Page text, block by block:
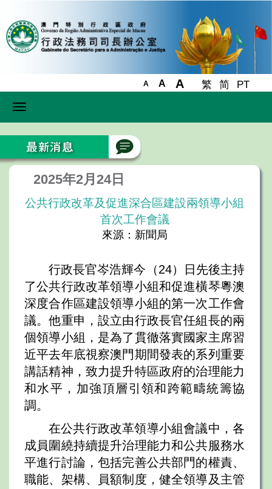
A A A 繁 简 PT
Toggle
2025年2月24日
公共行政改革及促進深合區建設兩領導小組
首次工作會議
來源：新聞局
行政長官岑浩輝今（24）日先後主持
了公共行政改革領導小組和促進橫琴粵澳
深度合作區建設領導小組的第一次工作會
議。他重申，設立由行政長官任組長的兩
個領導小組，是為了貫徹落實國家主席習
近平去年底視察澳門期間發表的系列重要
講話精神，致力提升特區政府的治理能力
和水平，加強頂層引領和跨範疇統籌協
調。
在公共行政改革領導小組會議中，各
成員圍繞持續提升治理能力和公共服務水
平進行討論，包括完善公共部門的權責、
職能、架構、員額制度，健全領導及主管